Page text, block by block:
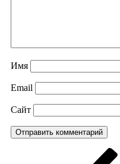
Имя
Email
Сайт